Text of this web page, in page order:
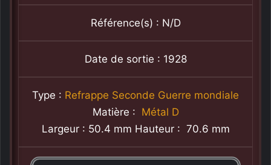
Référence(s) : N/D
Date de sortie : 1928
Type : Refrappe Seconde Guerre mondiale
Matière : Métal D
Largeur : 50.4 mm Hauteur : 70.6 mm